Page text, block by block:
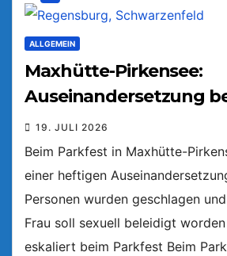
ALLGEMEIN
Maxhütte-Pirkensee:
Auseinandersetzung
19. JULI 2026
Beim Parkfest in Maxhütte-
einer heftigen
Personen wurden geschlagen
Frau soll sexuell beleidigt
eskaliert beim Parkfest Beim